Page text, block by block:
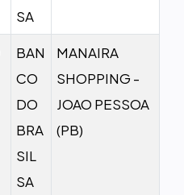
SA
BAN
CO
DO
BRA
SIL
SA
MANAIRA
SHOPPING -
JOAO PESSOA
(PB)